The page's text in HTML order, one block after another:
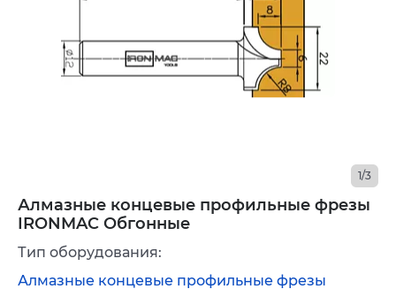
Алмазные концевые профильные фрезы
IRONMAC Обгонные
1/3
Тип оборудования:
Алмазные концевые профильные фрезы